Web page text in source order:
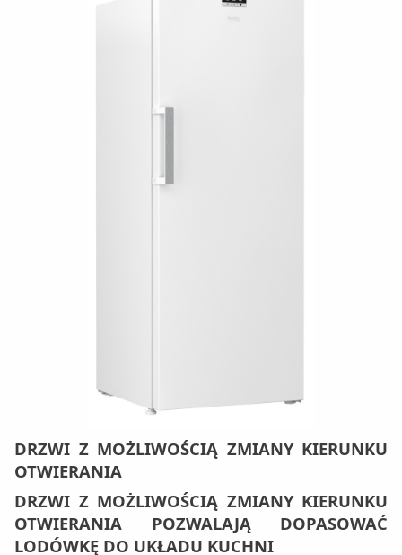
DRZWI Z MOŻLIWOŚCIĄ ZMIANY KIERUNKU
OTWIERANIA
DRZWI Z MOŻLIWOŚCIĄ ZMIANY KIERUNKU
OTWIERANIA POZWALAJĄ DOPASOWAĆ
LODÓWKĘ DO UKŁADU KUCHNI